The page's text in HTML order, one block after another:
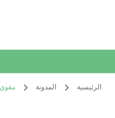
الرئيسية المدونة